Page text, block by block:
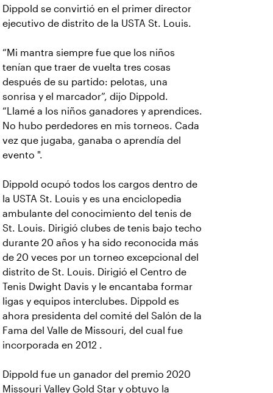
Dippold se convirtió en el primer director
ejecutivo de distrito de la USTA St. Louis.
“Mi mantra siempre fue que los niños
tenían que traer de vuelta tres cosas
después de su partido: pelotas, una
sonrisa y el marcador”, dijo Dippold.
“Llamé a los niños ganadores y aprendices.
No hubo perdedores en mis torneos. Cada
vez que jugaba, ganaba o aprendía del
evento ".
Dippold ocupó todos los cargos dentro de
la USTA St. Louis y es una enciclopedia
ambulante del conocimiento del tenis de
St. Louis. Dirigió clubes de tenis bajo techo
durante 20 años y ha sido reconocida más
de 20 veces por un torneo excepcional del
distrito de St. Louis. Dirigió el Centro de
Tenis Dwight Davis y le encantaba formar
ligas y equipos interclubes. Dippold es
ahora presidenta del comité del Salón de la
Fama del Valle de Missouri, del cual fue
incorporada en 2012 .
Dippold fue un ganador del premio 2020
Missouri Valley Gold Star y obtuvo la